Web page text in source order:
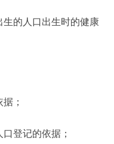
生的人口出生时的健康
；
登记的依据；